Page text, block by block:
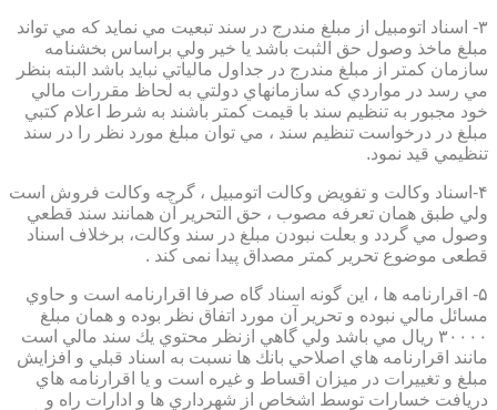
۳- اسناد اتومبيل از مبلغ مندرج در سند تبعيت مي نمايد كه مي تواند
مبلغ ماخذ وصول حق الثبت باشد يا خير ولي براساس بخشنامه
سازمان كمتر از مبلغ مندرج در جداول مالياتي نبايد باشد البته بنظر
مي رسد در مواردي كه سازمانهاي دولتي به لحاظ مقررات مالي
خود مجبور به تنظيم سند با قيمت كمتر باشند به شرط اعلام كتبي
مبلغ در درخواست تنظيم سند ، مي توان مبلغ مورد نظر را در سند
تنظيمي قيد نمود.
۴-اسناد وكالت و تفويض وكالت اتومبيل ، گرچه وكالت فروش است
ولي طبق همان تعرفه مصوب ، حق التحرير آن همانند سند قطعي
وصول مي گردد و بعلت نبودن مبلغ در سند وكالت، برخلاف اسناد
قطعی موضوع تحریر کمتر مصداق پیدا نمی کند .
۵- اقرارنامه ها ، اين گونه اسناد گاه صرفا اقرارنامه است و حاوي
مسائل مالي نبوده و تحرير آن مورد اتفاق نظر بوده و همان مبلغ
۳۰۰۰۰ ريال مي باشد ولي گاهي ازنظر محتوي يك سند مالي است
مانند اقرارنامه هاي اصلاحي بانك ها نسبت به اسناد قبلي و افزايش
مبلغ و تغييرات در ميزان اقساط و غيره است و يا اقرارنامه هاي
دريافت خسارات توسط اشخاص از شهرداري ها و ادارات راه و